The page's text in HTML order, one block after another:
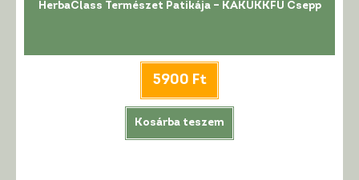
HerbaClass Természet Patikája – KAKUKKFŰ Csepp
5900 Ft
Kosárba teszem